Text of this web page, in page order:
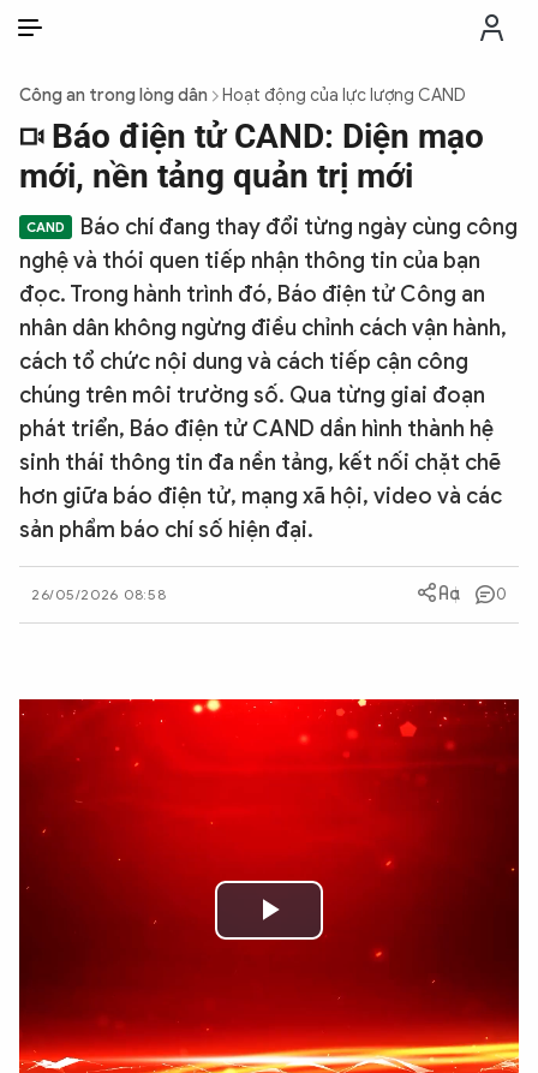
THỜI SỰ
CHỐNG DIỄN BIẾN HÒA BÌNH
CÔNG AN TRONG LÒNG DÂN
PHÁP LUẬT
CÔNG NGHỆ
QUỐC TẾ
BẠN ĐỌC & CAND
eMagazine
Ảnh
Công an trong lòng dân Hoạt động của lực lượng CAND
Báo điện tử CAND: Diện mạo
mới, nền tảng quản trị mới
Báo chí đang thay đổi từng ngày cùng công
nghệ và thói quen tiếp nhận thông tin của bạn
đọc. Trong hành trình đó, Báo điện tử Công an
nhân dân không ngừng điều chỉnh cách vận hành,
cách tổ chức nội dung và cách tiếp cận công
chúng trên môi trường số. Qua từng giai đoạn
phát triển, Báo điện tử CAND dần hình thành hệ
sinh thái thông tin đa nền tảng, kết nối chặt chẽ
hơn giữa báo điện tử, mạng xã hội, video và các
sản phẩm báo chí số hiện đại.
26/05/2026 08:58 0
Play
Video